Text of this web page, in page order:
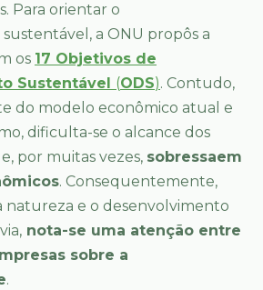
Para orientar o
a ONU propôs a
os 17 Objetivos de
Sustentável (ODS). Contudo,
do modelo econômico atual e
dificulta-se o alcance dos
por muitas vezes, sobressaem
. Consequentemente,
natureza e o desenvolvimento
nota-se uma atenção entre
sobre a
.